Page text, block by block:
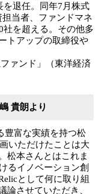
を退任。同年7月株式
当者、ファンドマネ
社を超える。その他多
トアップの取締役や
ァンド」（東洋経済
貴朗より
豊富な実績を持つ松
いただけたことは大
松本さんとはこれま
るイノベーション創
として何に取り組
論させていただき、